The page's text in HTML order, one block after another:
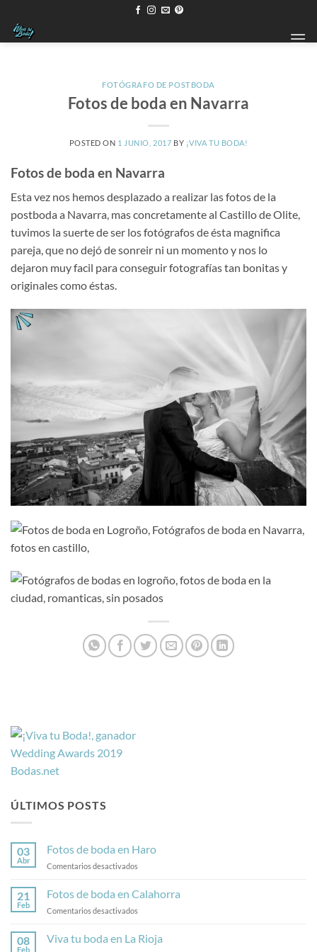
contenido
FOTÓGRAFO DE POSTBODA
Fotos de boda en Navarra
POSTED ON 1 JUNIO, 2017 BY ¡VIVA TU BODA!
Fotos de boda en Navarra
Esta vez nos hemos desplazado a realizar las fotos de la
postboda a Navarra, mas concretamente al Castillo de Olite,
tuvimos la suerte de ser los fotógrafos de ésta magnifica
pareja, que no dejó de sonreir ni un momento y nos lo
dejaron muy facil para conseguir fotografías tan bonitas y
originales como éstas.
ÚLTIMOS POSTS
03
Abr
Fotos de boda en Haro
Comentarios desactivados
de
boda
en
21
Feb
Fotos de boda en Calahorra
Comentarios desactivados
de
boda
08
Feb
Viva tu boda en La Rioja